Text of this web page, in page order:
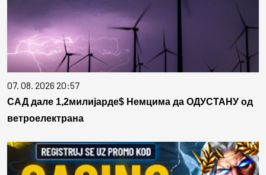
07. 08. 2026 20:57
САД дале 1,2милијарде$ Немцима да ОДУСТАНУ од
ветроелектрана